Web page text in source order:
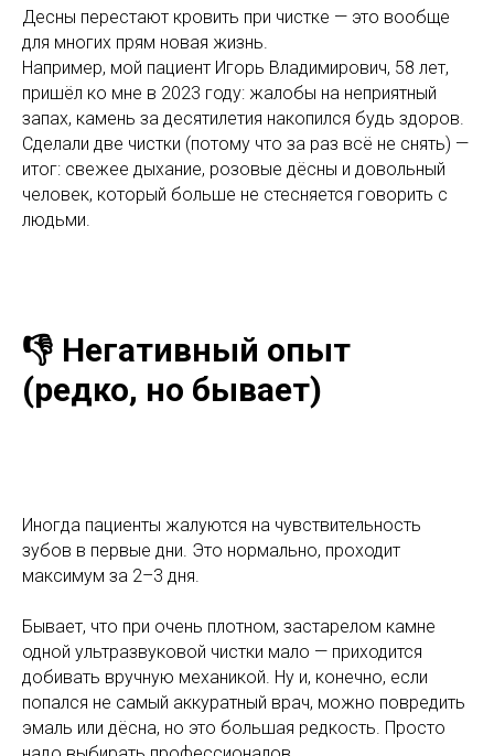
Десны перестают кровить при чистке — это вообще
для многих прям новая жизнь.
Например, мой пациент Игорь Владимирович, 58 лет,
пришёл ко мне в 2023 году: жалобы на неприятный
запах, камень за десятилетия накопился будь здоров.
Сделали две чистки (потому что за раз всё не снять) —
итог: свежее дыхание, розовые дёсны и довольный
человек, который больше не стесняется говорить с
людьми.
👎 Негативный опыт
(редко, но бывает)
Иногда пациенты жалуются на чувствительность
зубов в первые дни. Это нормально, проходит
максимум за 2–3 дня.
Бывает, что при очень плотном, застарелом камне
одной ультразвуковой чистки мало — приходится
добивать вручную механикой. Ну и, конечно, если
попался не самый аккуратный врач, можно повредить
эмаль или дёсна, но это большая редкость. Просто